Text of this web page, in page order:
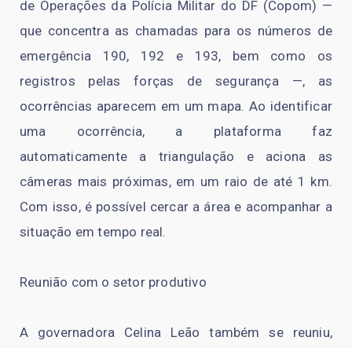
de Operações da Polícia Militar do DF (Copom) —
que concentra as chamadas para os números de
emergência 190, 192 e 193, bem como os
registros pelas forças de segurança —, as
ocorrências aparecem em um mapa. Ao identificar
uma ocorrência, a plataforma faz
automaticamente a triangulação e aciona as
câmeras mais próximas, em um raio de até 1 km.
Com isso, é possível cercar a área e acompanhar a
situação em tempo real.
Reunião com o setor produtivo
A governadora Celina Leão também se reuniu,